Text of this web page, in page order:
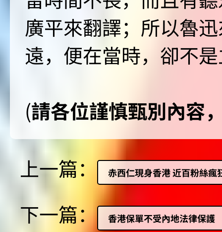
廣平來翻譯；所以魯
遠，便在當時，卻不
(請各位謹慎甄別內容
上一篇： 赤西仁現身香港 近百粉絲瘋
下一篇： 香港保單不受內地法律保護